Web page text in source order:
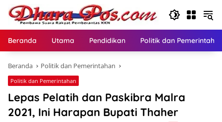
Langsung
konten
Beranda Utama Pendidikan Politik dan
Beranda Politik dan Pemerintahan
Politik dan Pemerintahan
Lepas Pelatih dan Paskibra Malra
2021, Ini Harapan Bupati Thaher